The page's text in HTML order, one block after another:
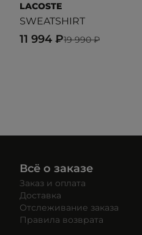
LACOSTE
SWEATSHIRT
19 990 ₽
11 994 ₽
Всё о заказе
Заказ и оплата
Доставка
Отслеживание заказа
Правила возврата